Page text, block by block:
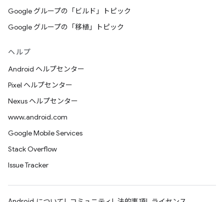
Google グループの「ビルド」トピック
Google グループの「移植」トピック
ヘルプ
Android ヘルプセンター
Pixel ヘルプセンター
Nexus ヘルプセンター
www.android.com
Google Mobile Services
Stack Overflow
Issue Tracker